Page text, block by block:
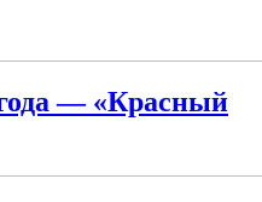
— «Красный